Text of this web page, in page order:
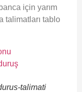
için yarım
talimatları tablo
talimati